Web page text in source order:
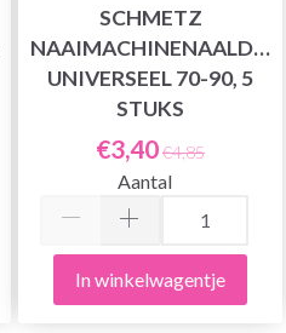
SCHMETZ
NAAIMACHINENAALDEN
UNIVERSEEL 70-90, 5
STUKS
€3,40€4,85
Aantal
In winkelwagentje